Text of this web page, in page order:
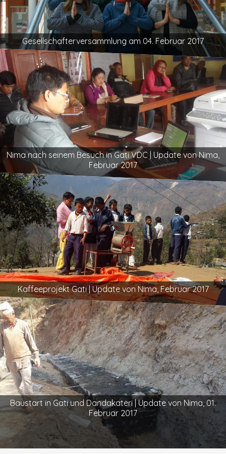
Gesellschafterversammlung am 04. Februar 2017
Nima nach seinem Besuch in Gati VDC | Update von Nima,
Februar 2017
Kaffeeprojekt Gati | Update von Nima, Februar 2017
Baustart in Gati und Dandakateri | Update von Nima, 01.
Februar 2017